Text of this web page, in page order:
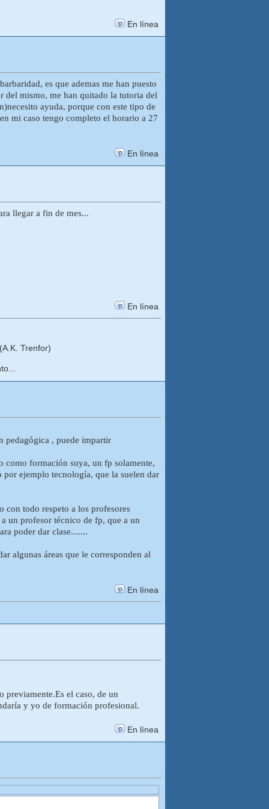
En línea
es que ademas me han puesto
del mismo, me han quitado la tutoria del
ayuda, porque con este tipo de
mi caso tengo completo el horario a 27
En línea
llegar a fin de mes...
En línea
Trenfor)
pedagógica , puede impartir
como formación suya, un fp solamente,
por ejemplo tecnología, que la suelen dar
con todo respeto a los profesores
un profesor técnico de fp, que a un
poder dar clase.......
algunas áreas que le corresponden al
En línea
el caso, de un
y yo de formación profesional.
En línea